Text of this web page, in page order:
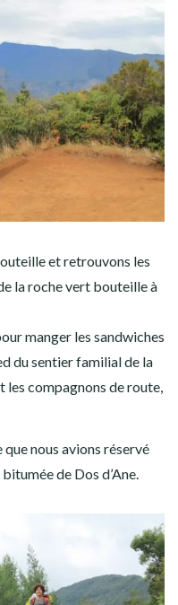
et retrouvons les
la roche vert bouteille à
manger les sandwiches
du sentier familial de la
les compagnons de route,
nous avions réservé
de Dos d’Ane.